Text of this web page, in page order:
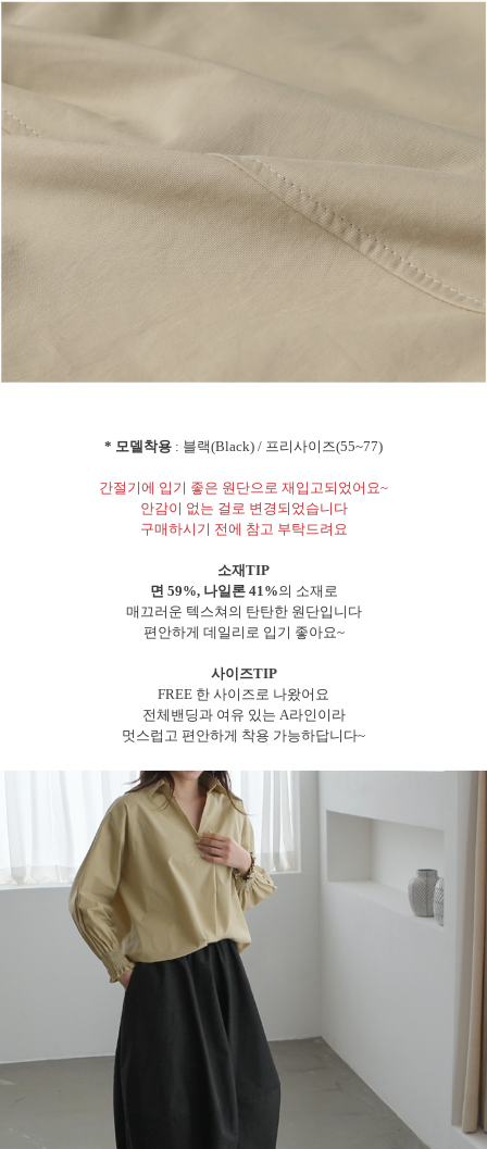
* 모델착용 : 블랙(Black) / 프리사이즈(55~77)
간절기에 입기 좋은 원단으로 재입고되었어요~
안감이 없는 걸로 변경되었습니다
구매하시기 전에 참고 부탁드려요
소재TIP
면 59%, 나일론 41%의 소재로
매끄러운 텍스쳐의 탄탄한 원단입니다
편안하게 데일리로 입기 좋아요~
사이즈TIP
FREE 한 사이즈로 나왔어요
전체밴딩과 여유 있는 A라인이라
멋스럽고 편안하게 착용 가능하답니다~